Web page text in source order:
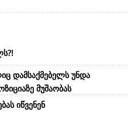
დამსაქმებელს უნდა
მუშაობას
იწვენენ